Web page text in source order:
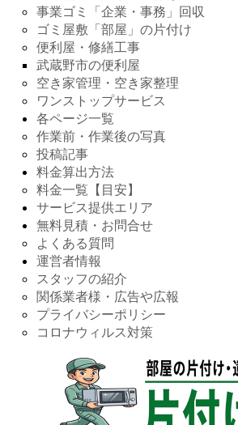
事業ゴミ「企業・事務」回収
ゴミ屋敷「部屋」の片付け
便利屋・修繕工事
武蔵野市の便利屋
空き家管理・空き家整理
ワンストップサービス
各ページ一覧
作業前・作業後の写真
投稿記事
料金算出方法
料金一覧【目安】
サービス提供エリア
無料見積・お問合せ
よくある質問
運営者情報
スタッフの紹介
関係業者様・広告や広報
プライバシーポリシー
コロナウィルス対策